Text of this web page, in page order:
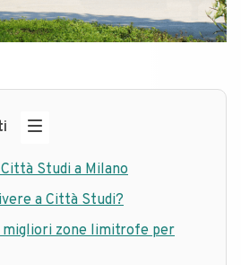
Studi a Milano
a Città Studi?
zone limitrofe per